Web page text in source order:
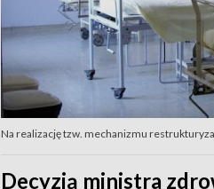
Na realizację tzw. mechanizmu
Decyzją ministra